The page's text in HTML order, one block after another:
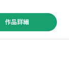
作品詳細